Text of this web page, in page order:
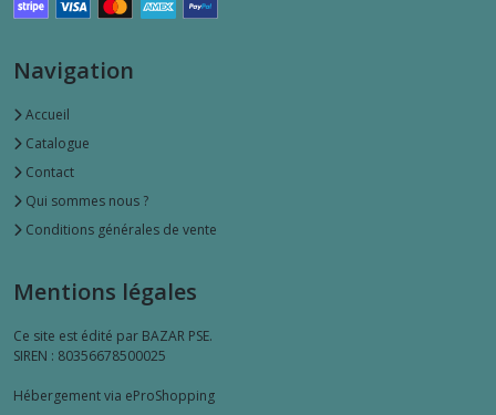
Navigation
Accueil
Catalogue
Contact
Qui sommes nous ?
Conditions générales de vente
Mentions légales
Ce site est édité par BAZAR PSE.
SIREN : 80356678500025
Hébergement via eProShopping